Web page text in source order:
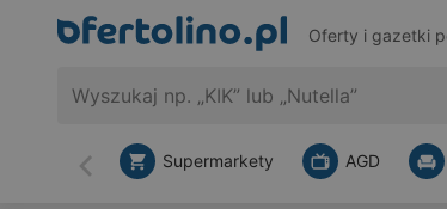
Oferty i gazetki
Wstecz
Supermarkety AGD